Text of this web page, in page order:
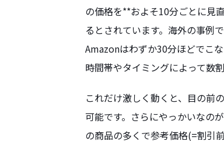
の価格を**およそ10分ごとに見
るとされています。海外の事例
Amazonはわずか30分ほどでこ
時間帯やタイミングによって数
これだけ激しく動くと、目の前
可能です。さらにやっかいなの
の商品の多くで参考価格(=割引